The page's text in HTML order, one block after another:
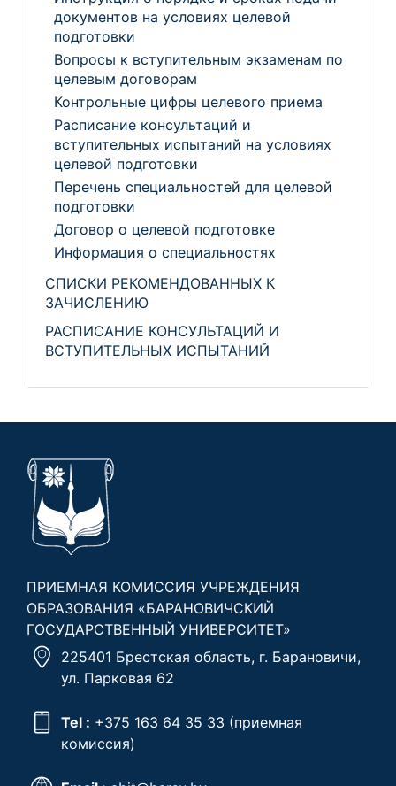
документов на условиях целевой
подготовки
Вопросы к вступительным экзаменам по
целевым договорам
Контрольные цифры целевого приема
Расписание консультаций и
вступительных испытаний на условиях
целевой подготовки
Перечень специальностей для целевой
подготовки
Договор о целевой подготовке
Информация о специальностях
СПИСКИ РЕКОМЕНДОВАННЫХ К
ЗАЧИСЛЕНИЮ
РАСПИСАНИЕ КОНСУЛЬТАЦИЙ И
ВСТУПИТЕЛЬНЫХ ИСПЫТАНИЙ
ПРИЕМНАЯ КОМИССИЯ УЧРЕЖДЕНИЯ
ОБРАЗОВАНИЯ «БАРАНОВИЧСКИЙ
ГОСУДАРСТВЕННЫЙ УНИВЕРСИТЕТ»
225401 Брестская область, г. Барановичи,
ул. Парковая 62
Tel : +375 163 64 35 33 (приемная
комиссия)